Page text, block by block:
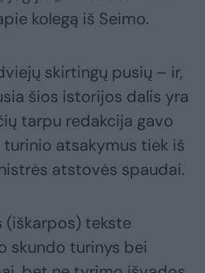
kolegą iš Seimo.
skirtingų pusių – ir,
šios istorijos dalis yra
tarpu redakcija gavo
atsakymus tiek iš
atstovės spaudai.
(iškarpos) tekste
skundo turinys bei